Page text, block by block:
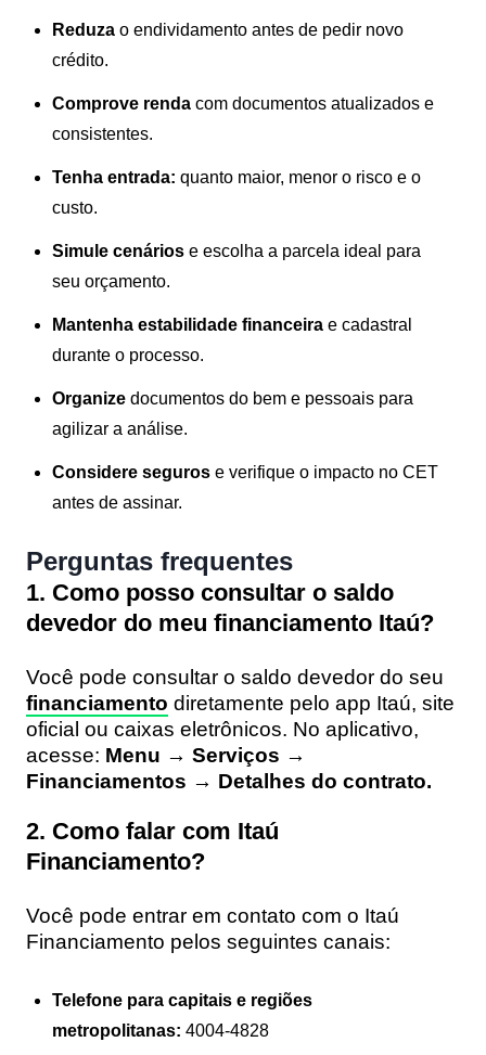
Reduza o endividamento antes de pedir novo
crédito.
Comprove renda com documentos atualizados e
consistentes.
Tenha entrada: quanto maior, menor o risco e o
custo.
Simule cenários e escolha a parcela ideal para
seu orçamento.
Mantenha estabilidade financeira e cadastral
durante o processo.
Organize documentos do bem e pessoais para
agilizar a análise.
Considere seguros e verifique o impacto no CET
antes de assinar.
Perguntas frequentes
1. Como posso consultar o saldo
devedor do meu financiamento Itaú?
Você pode consultar o saldo devedor do seu
financiamento diretamente pelo app Itaú, site
oficial ou caixas eletrônicos. No aplicativo,
acesse: Menu → Serviços →
Financiamentos → Detalhes do contrato.
2. Como falar com Itaú
Financiamento?
Você pode entrar em contato com o Itaú
Financiamento pelos seguintes canais:
Telefone para capitais e regiões
metropolitanas: 4004-4828